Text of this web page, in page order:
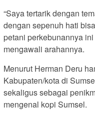
“Saya tertarik dengan
dengan sepenuh hati
petani perkebunannya
mengawali arahannya.
Menurut Herman Deru
Kabupaten/kota di
sekaligus sebagai
mengenal kopi Sumsel.